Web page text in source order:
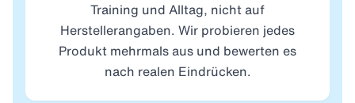
Training und Alltag, nicht auf
Herstellerangaben. Wir probieren jedes
Produkt mehrmals aus und bewerten es
nach realen Eindrücken.